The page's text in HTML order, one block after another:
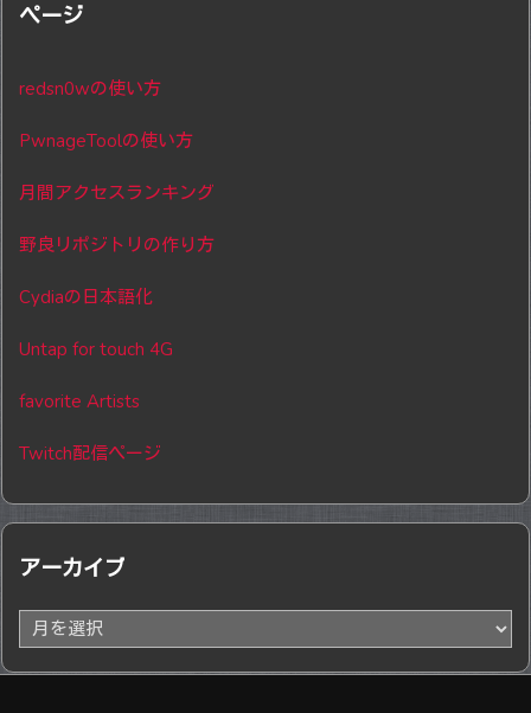
ページ
redsn0wの使い方
PwnageToolの使い方
月間アクセスランキング
野良リポジトリの作り方
Cydiaの日本語化
Untap for touch 4G
favorite Artists
Twitch配信ページ
アーカイブ
ア
ー
カ